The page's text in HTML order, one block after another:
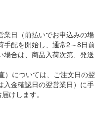
業日（前払いでお申込みの場
手配を開始し、通常2～8日前
合は、商品入荷次第、発送
）については、ご注文日の翌
入金確認日の翌営業日）に手
けします。